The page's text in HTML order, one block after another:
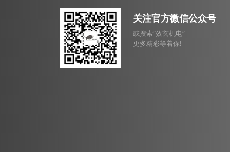
关注官方微信公众号
或搜索“效玄机电”
更多精彩等着你!